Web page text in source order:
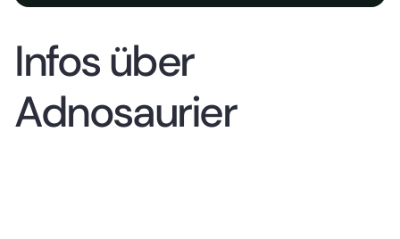
Infos über
Adnosaurier